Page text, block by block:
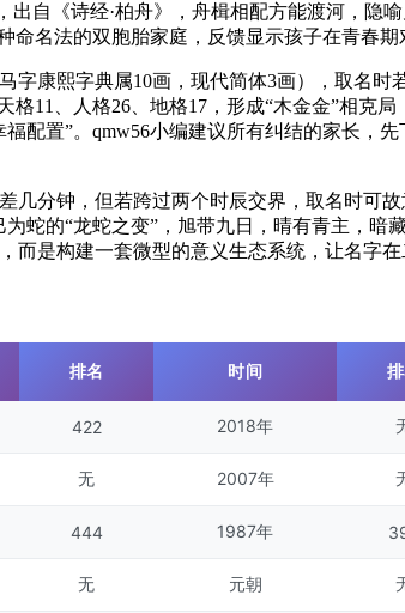
自《诗经·柏舟》，舟楫相配方能渡河，隐
命名法的双胞胎家庭，反馈显示孩子在青春期
字康熙字典属10画，现代简体3画），取名
格11、人格26、地格17，形成“木金金”相
配置”。qmw56小编建议所有纠结的家长，
几分钟，但若跨过两个时辰交界，取名时可
的“龙蛇之变”，旭带九日，晴有青主，暗
是构建一套微型的意义生态系统，让名字
排名 时间
422 2018年
无 2007年
444 1987年
无 元朝